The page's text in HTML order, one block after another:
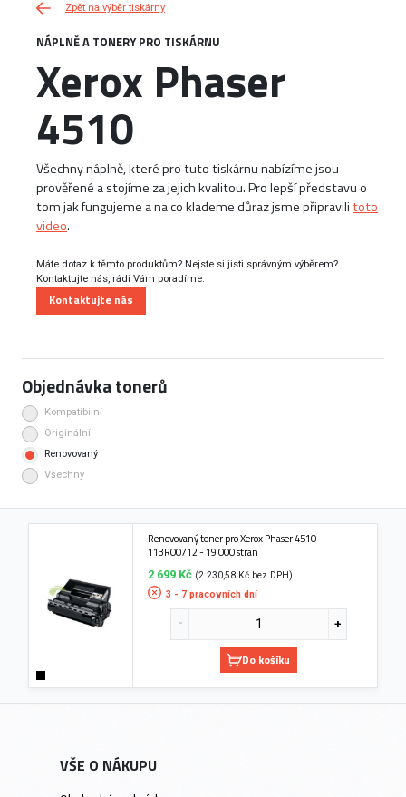
Zpět na výběr tiskárny
NÁPLNĚ A TONERY PRO TISKÁRNU
Xerox Phaser
4510
Všechny náplně, které pro tuto tiskárnu nabízíme jsou
prověřené a stojíme za jejich kvalitou. Pro lepší představu o
tom jak fungujeme a na co klademe důraz jsme připravilitoto
video.
Máte dotaz k těmto produktům? Nejste si jisti správným výběrem?
Kontaktujte nás, rádi Vám poradíme.
Kontaktujte nás
Objednávka tonerů
Kompatibilní
Originální
Renovovaný
Všechny
Renovovaný toner pro Xerox Phaser 4510 -
113R00712 - 19 000 stran
2 699 Kč (2 230,58 Kč bez DPH)
3 - 7 pracovních dní
Do košíku
VŠE O NÁKUPU